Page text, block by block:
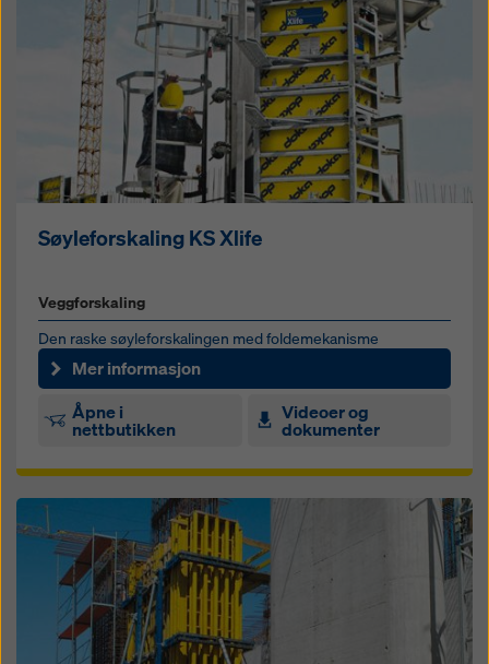
Søyleforskaling KS Xlife
Veggforskaling
Den raske søyleforskalingen med foldemekanisme
Mer informasjon
Åpne i
nettbutikken
Videoer og
dokumenter